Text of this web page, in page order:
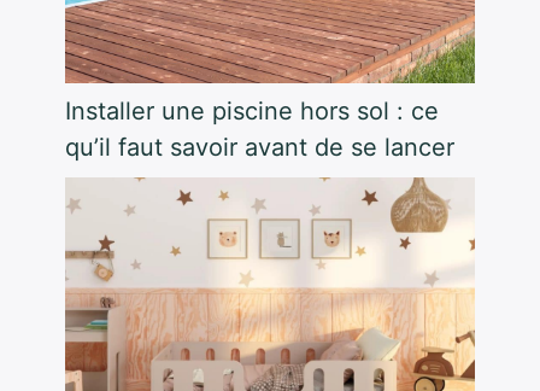
Installer une piscine hors sol : ce
qu’il faut savoir avant de se lancer